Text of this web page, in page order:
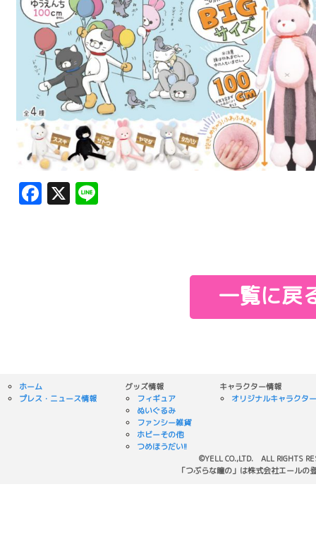
Facebook
X Line
一覧に戻
ホーム
プレス・ニュース情報
グッズ情報
フィギュア
ぬいぐるみ
ファンシー雑貨
ホビーその他
つめほうだい!!
キャラクター情報
オリジナルキャラクター
©YELL CO.,LTD. ALL RIGHTS
「つぶらな瞳の」は株式会社エールの